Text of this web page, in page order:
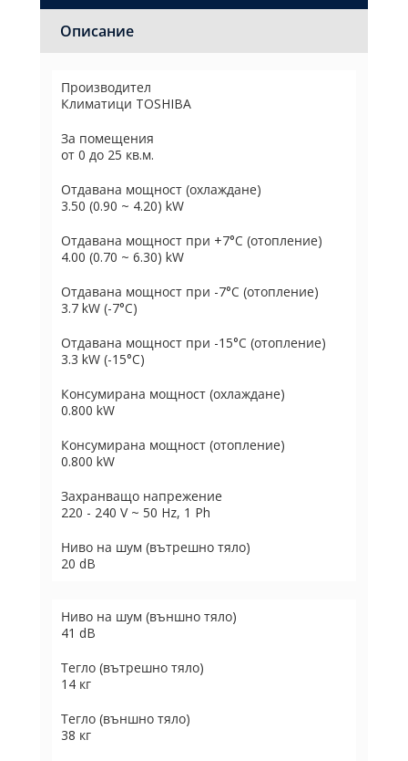
Описание
Производител
Климатици TOSHIBA
За помещения
от 0 до 25 кв.м.
Отдавана мощност (охлаждане)
3.50 (0.90 ~ 4.20) kW
Отдавана мощност при +7°C (отопление)
4.00 (0.70 ~ 6.30) kW
Отдавана мощност при -7°C (отопление)
3.7 kW (-7°C)
Отдавана мощност при -15°C (отопление)
3.3 kW (-15°C)
Консумирана мощност (охлаждане)
0.800 kW
Консумирана мощност (отопление)
0.800 kW
Захранващо напрежение
220 - 240 V ~ 50 Hz, 1 Ph
Ниво на шум (вътрешно тяло)
20 dB
Ниво на шум (външно тяло)
41 dB
Тегло (вътрешно тяло)
14 кг
Тегло (външно тяло)
38 кг